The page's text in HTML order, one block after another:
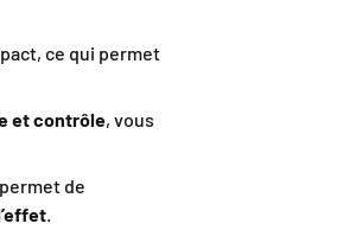
ce qui permet
et contrôle, vous
de
.